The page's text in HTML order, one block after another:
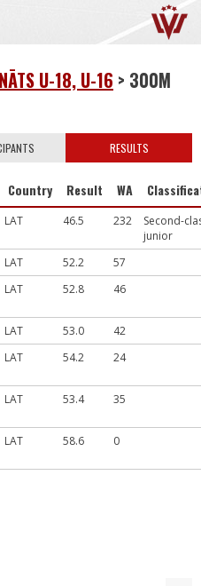
U-18, U-16 > 300M
RESULTS
Country Result WA
LAT 46.5 232
Second-
junior
LAT 52.2
57
LAT 52.8 46
LAT 53.0
42
LAT 54.2 24
LAT 53.4 35
LAT 58.6 0